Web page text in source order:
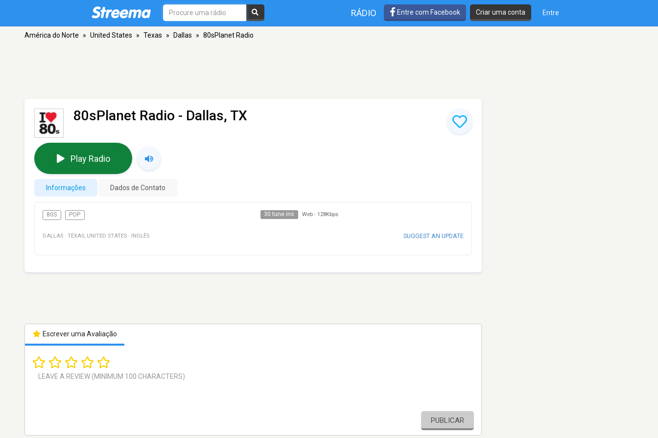
RÁDIO Entre com Facebook Criar uma conta Entre
América do Norte » United States » Texas » Dallas » 80sPlanet Radio
80sPlanet Radio - Dallas, TX
Play Radio
Informações Dados de Contato
80S POP 30 tune ins Web - 128Kbps
DALLAS · TEXAS, UNITED STATES · INGLÊS SUGGEST AN UPDATE
Escrever uma Avaliação
PUBLICAR